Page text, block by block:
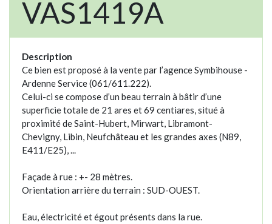
VAS1419A
Description
Ce bien est proposé à la vente par l’agence Symbihouse -
Ardenne Service (061/611.222).
Celui-ci se compose d’un beau terrain à bâtir d’une
superficie totale de 21 ares et 69 centiares, situé à
proximité de Saint-Hubert, Mirwart, Libramont-
Chevigny, Libin, Neufchâteau et les grandes axes (N89,
E411/E25), ...
Façade à rue : +- 28 mètres.
Orientation arrière du terrain : SUD-OUEST.
Eau, électricité et égout présents dans la rue.